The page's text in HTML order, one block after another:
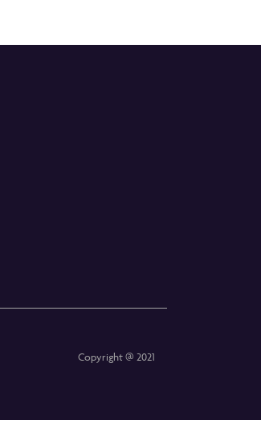
Copyright @ 2021